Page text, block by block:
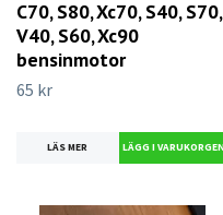
C70, S80, Xc70, S40, S70,
V40, S60, Xc90
bensinmotor
65 kr
LÄS MER